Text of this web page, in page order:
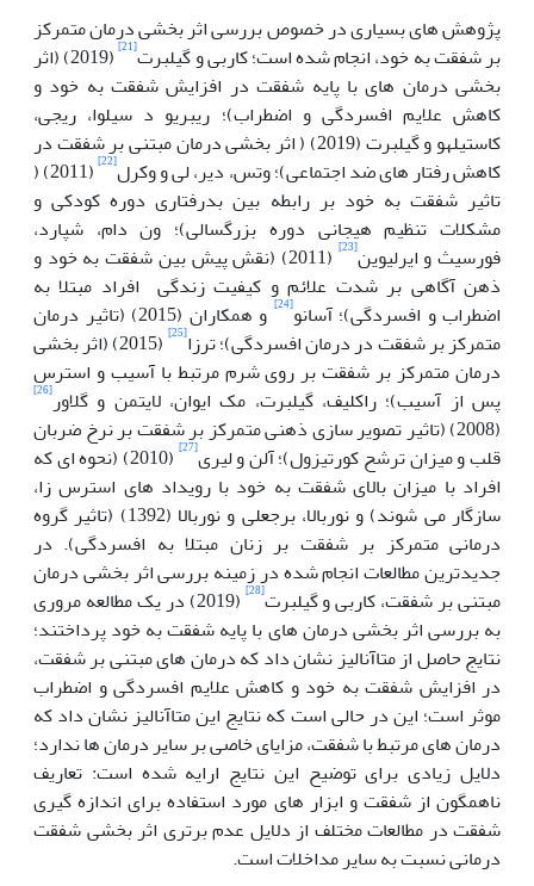
پژوهش های بسیاری در خصوص بررسی اثر بخشی درمان متمرکز
بر شفقت به خود، انجام شده است؛ کاربی و گیلبرت[21]
(2019) (اثر
بخشی درمان های با پایه شفقت در افزایش شفقت به خود و
کاهش علایم افسردگی و اضطراب)؛ ریبریو د سیلوا، ریجی،
کاستیلهو و گیلبرت (2019) ( اثر بخشی درمان مبتنی بر شفقت در
کاهش رفتار های ضد اجتماعی)؛ وتس، دیر، لی و وکرل[22]
(2011) (
تاثیر شفقت به خود بر رابطه بین بدرفتاری دوره کودکی و
مشکلات تنظیم هیجانی دوره بزرگسالی)؛ ون دام، شپارد،
فورسیث و ایرلیوین[23]
(2011) (نقش پیش بین شفقت به خود و
ذهن آگاهی بر شدت علائم و کیفیت زندگی افراد مبتلا به
اضطراب و افسردگی)؛ آسانو[24]
و همکاران (2015) (تاثیر درمان
متمرکز بر شفقت در درمان افسردگی)؛ ترزا[25]
(2015) (اثر بخشی
درمان متمرکز بر شفقت بر روی شرم مرتبط با آسیب و استرس
پس از آسیب)؛ راکلیف، گیلبرت، مک ایوان، لایتمن و گلاور[26]
(2008) (تاثیر تصویر سازی ذهنی متمرکز بر شفقت بر نرخ ضربان
قلب و میزان ترشح کورتیزول)؛ آلن و لیری[27]
(2010) (نحوه ای که
افراد با میزان بالای شفقت به خود با رویداد های استرس زا،
سازگار می شوند) و نوربالا، برجعلی و نوربالا (1392) (تاثیر گروه
درمانی متمرکز بر شفقت بر زنان مبتلا به افسردگی). در
جدیدترین مطالعات انجام شده در زمینه بررسی اثر بخشی درمان
مبتنی بر شفقت، کاربی و گیلبرت[28]
(2019) در یک مطالعه مروری
به بررسی اثر بخشی درمان های با پایه شفقت به خود پرداختند؛
نتایج حاصل از متاآنالیز نشان داد که درمان های مبتنی بر شفقت،
در افزایش شفقت به خود و کاهش علایم افسردگی و اضطراب
موثر است؛ این در حالی است که نتایج این متاآنالیز نشان داد که
درمان های مرتبط با شفقت، مزایای خاصی بر سایر درمان ها ندارد؛
دلایل زیادی برای توضیح این نتایج ارایه شده است: تعاریف
ناهمگون از شفقت و ابزار های مورد استفاده برای اندازه گیری
شفقت در مطالعات مختلف از دلایل عدم برتری اثر بخشی شفقت
درمانی نسبت به سایر مداخلات است.